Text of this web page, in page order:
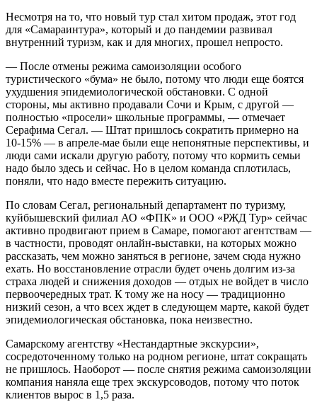
Несмотря на то, что новый тур стал хитом продаж, этот год
для «Самараинтура», который и до пандемии развивал
внутренний туризм, как и для многих, прошел непросто.
— После отмены режима самоизоляции особого
туристического «бума» не было, потому что люди еще боятся
ухудшения эпидемиологической обстановки. С одной
стороны, мы активно продавали Сочи и Крым, с другой —
полностью «просели» школьные программы, — отмечает
Серафима Сегал. — Штат пришлось сократить примерно на
10-15% — в апреле-мае были еще непонятные перспективы, и
люди сами искали другую работу, потому что кормить семьи
надо было здесь и сейчас. Но в целом команда сплотилась,
поняли, что надо вместе пережить ситуацию.
По словам Сегал, региональный департамент по туризму,
куйбышевский филиал АО «ФПК» и ООО «РЖД Тур» сейчас
активно продвигают прием в Самаре, помогают агентствам —
в частности, проводят онлайн-выставки, на которых можно
рассказать, чем можно заняться в регионе, зачем сюда нужно
ехать. Но восстановление отрасли будет очень долгим из-за
страха людей и снижения доходов — отдых не войдет в число
первоочередных трат. К тому же на носу — традиционно
низкий сезон, а что всех ждет в следующем марте, какой будет
эпидемиологическая обстановка, пока неизвестно.
Самарскому агентству «Нестандартные экскурсии»,
сосредоточенному только на родном регионе, штат сокращать
не пришлось. Наоборот — после снятия режима самоизоляции
компания наняла еще трех экскурсоводов, потому что поток
клиентов вырос в 1,5 раза.